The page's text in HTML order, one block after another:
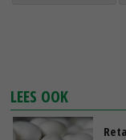
LEES OOK